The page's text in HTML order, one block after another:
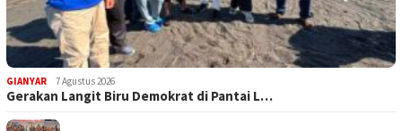
GIANYAR 7 Agustus 2026
Gerakan Langit Biru Demokrat di Pantai L…